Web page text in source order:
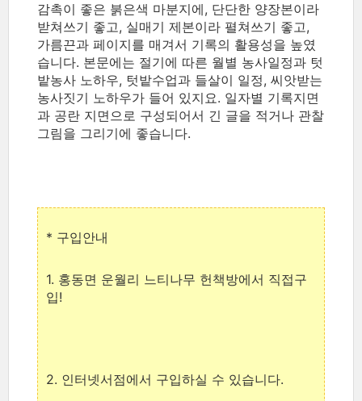
감촉이 좋은 붉은색 마분지에, 단단한 양장본이라
받쳐쓰기 좋고, 실매기 제본이라 펼쳐쓰기 좋고,
가름끈과 페이지를 매겨서 기록의 활용성을 높였
습니다. 본문에는 절기에 따른 월별 농사일정과 텃
밭농사 노하우, 텃밭수업과 들살이 일정, 씨앗받는
농사짓기 노하우가 들어 있지요. 일자별 기록지면
과 공란 지면으로 구성되어서 긴 글을 적거나 관찰
그림을 그리기에 좋습니다.
* 구입안내
1. 홍동면 운월리 느티나무 헌책방에서 직접구
입!
2. 인터넷서점에서 구입하실 수 있습니다.